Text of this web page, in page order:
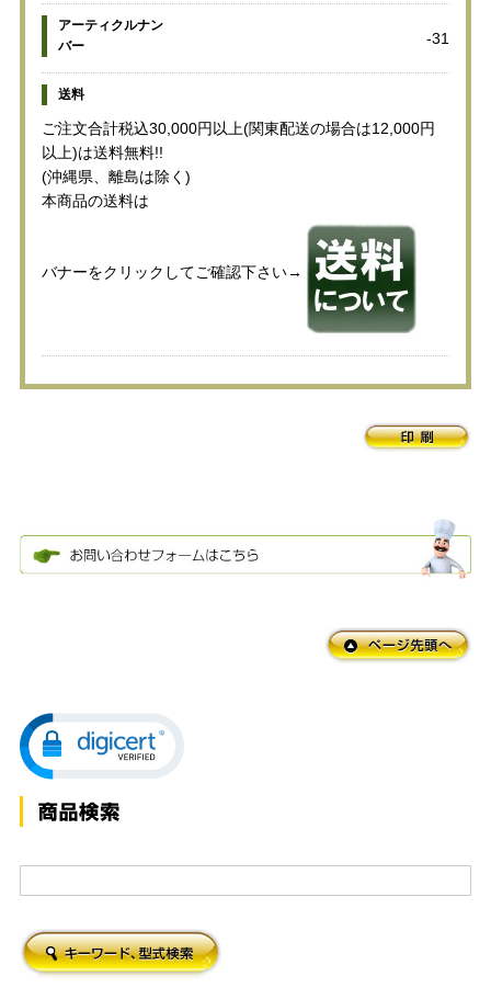
アーティクルナン
バー
-31
送料
ご注文合計税込30,000円以上(関東配送の場合は12,000円
以上)は送料無料!!
(沖縄県、離島は除く)
本商品の送料は
バナーをクリックしてご確認下さい→